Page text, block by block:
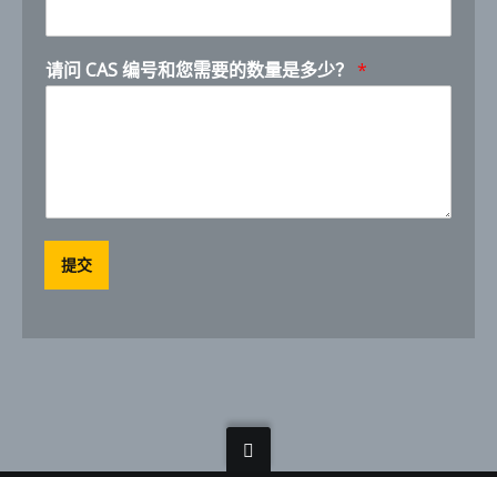
请问 CAS 编号和您需要的数量是多少？ *
提交